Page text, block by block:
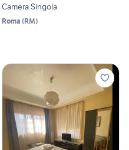
Camera Singola
Roma (RM)